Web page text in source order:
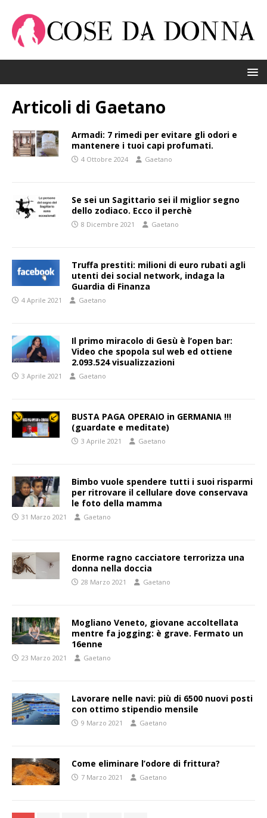
Articoli di Gaetano
Armadi: 7 rimedi per evitare gli odori e
mantenere i tuoi capi profumati.
4 Ottobre 2024 Gaetano
Se sei un Sagittario sei il miglior segno
dello zodiaco. Ecco il perchè
8 Dicembre 2021 Gaetano
Truffa prestiti: milioni di euro rubati agli
utenti dei social network, indaga la
Guardia di Finanza
4 Aprile 2021 Gaetano
Il primo miracolo di Gesù è l’open bar:
Video che spopola sul web ed ottiene
2.093.524 visualizzazioni
3 Aprile 2021 Gaetano
BUSTA PAGA OPERAIO in GERMANIA !!!
(guardate e meditate)
3 Aprile 2021 Gaetano
Bimbo vuole spendere tutti i suoi risparmi
per ritrovare il cellulare dove conservava
le foto della mamma
31 Marzo 2021 Gaetano
Enorme ragno cacciatore terrorizza una
donna nella doccia
28 Marzo 2021 Gaetano
Mogliano Veneto, giovane accoltellata
mentre fa jogging: è grave. Fermato un
16enne
23 Marzo 2021 Gaetano
Lavorare nelle navi: più di 6500 nuovi posti
con ottimo stipendio mensile
9 Marzo 2021 Gaetano
Come eliminare l’odore di frittura?
7 Marzo 2021 Gaetano